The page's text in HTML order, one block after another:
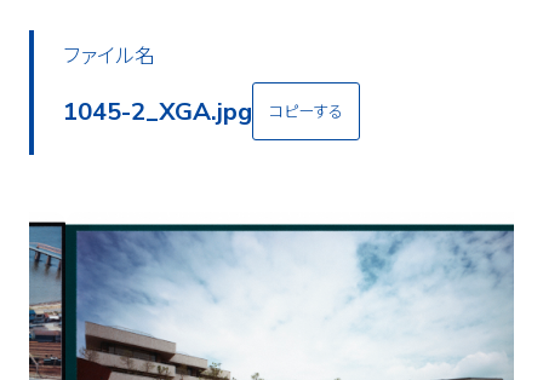
ファイル名
1045-2_XGA.jpg コピーする